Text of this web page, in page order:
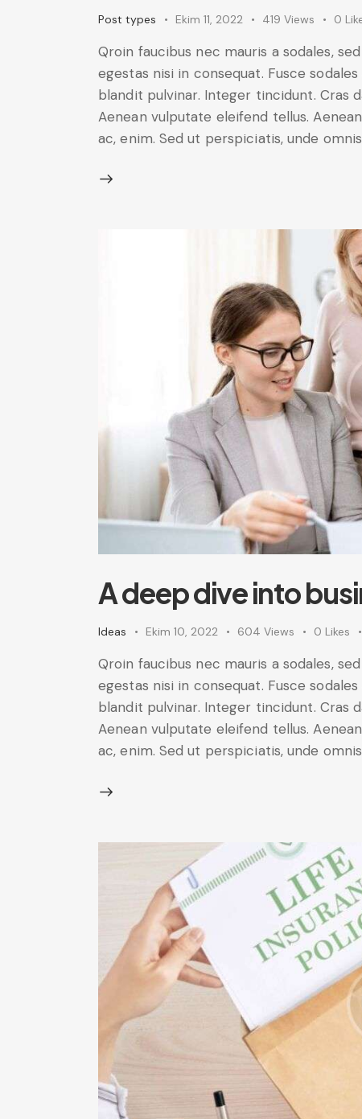
Post types Ekim 11, 2022 419 Views 0
Qroin faucibus nec mauris a sodales,
egestas nisi in consequat. Fusce
blandit pulvinar. Integer tincidunt. Cras
Aenean vulputate eleifend tellus.
ac, enim. Sed ut perspiciatis, unde
A deep dive into
Ideas Ekim 10, 2022 604 Views 0 Likes
Qroin faucibus nec mauris a sodales,
egestas nisi in consequat. Fusce
blandit pulvinar. Integer tincidunt. Cras
Aenean vulputate eleifend tellus.
ac, enim. Sed ut perspiciatis, unde